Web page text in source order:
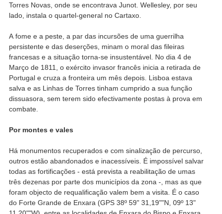
Torres Novas, onde se encontrava Junot. Wellesley, por seu
lado, instala o quartel-general no Cartaxo.
A fome e a peste, a par das incursões de uma guerrilha
persistente e das deserções, minam o moral das fileiras
francesas e a situação torna-se insustentável. No dia 4 de
Março de 1811, o exército invasor francês inicia a retirada de
Portugal e cruza a fronteira um mês depois. Lisboa estava
salva e as Linhas de Torres tinham cumprido a sua função
dissuasora, sem terem sido efectivamente postas à prova em
combate.
Por montes e vales
Há monumentos recuperados e com sinalização de percurso,
outros estão abandonados e inacessíveis. É impossível salvar
todas as fortificações - está prevista a reabilitação de umas
três dezenas por parte dos municípios da zona -, mas as que
foram objecto de requalificação valem bem a visita. É o caso
do Forte Grande de Enxara (GPS 38º 59" 31,19""N, 09º 13"